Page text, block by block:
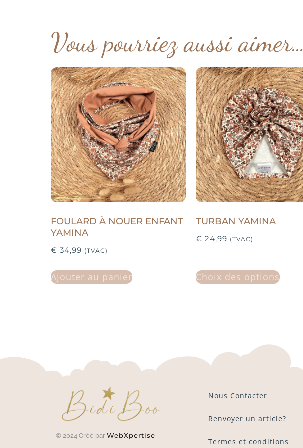
Vous pourriez aussi aimer…
FOULARD À NOUER ENFANT
YAMINA
€ 34,99 (TVAC)
Ajouter au panier
TURBAN YAMINA
€ 24,99 (TVAC)
Choix des options
© 2024 Créé par WebXpertise
Nous Contacter
Renvoyer un article?
Termes et conditions